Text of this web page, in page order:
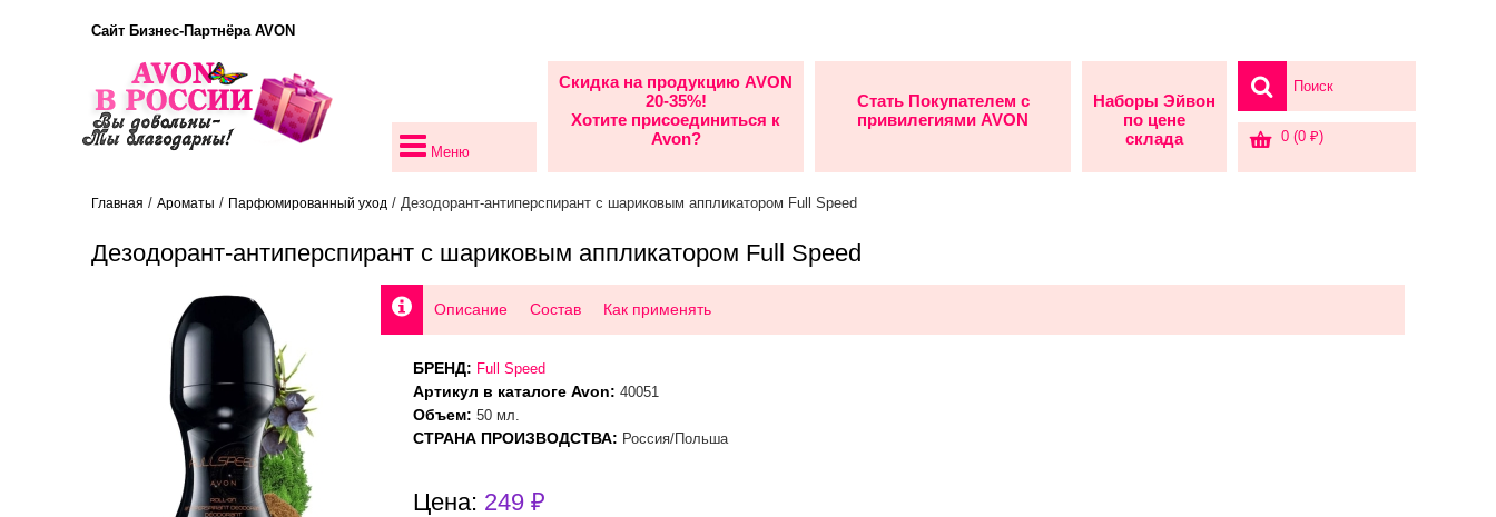
Сайт Бизнес-Партнёра AVON
Скидка на продукцию AVON
20-35%!
Хотите присоединиться к
Avon?
Стать Покупателем с
привилегиями AVON
Наборы Эйвон
по цене
склада
0 (0 ₽)
Меню
Главная / Ароматы / Парфюмированный уход / Дезодорант-антиперспирант с шариковым аппликатором Full Speed
Дезодорант-антиперспирант с шариковым аппликатором Full Speed
Описание Состав Как применять
БРЕНД: Full Speed
Артикул в каталоге Avon: 40051
Объем: 50 мл.
СТРАНА ПРОИЗВОДСТВА: Россия/Польша
Цена: 249 ₽